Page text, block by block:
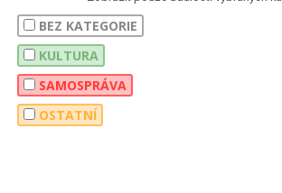
BEZ KATEGORIE
KULTURA
SAMOSPRÁVA
OSTATNÍ